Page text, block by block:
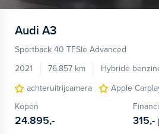
Audi A3
Sportback 40 TFSIe Advanced
2021
76.857 km Hybride
achteruitrijcamera
Apple
Kopen
24.895,- 315,-